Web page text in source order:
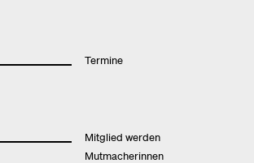
Termine
Mitglied werden
Mutmacherinnen